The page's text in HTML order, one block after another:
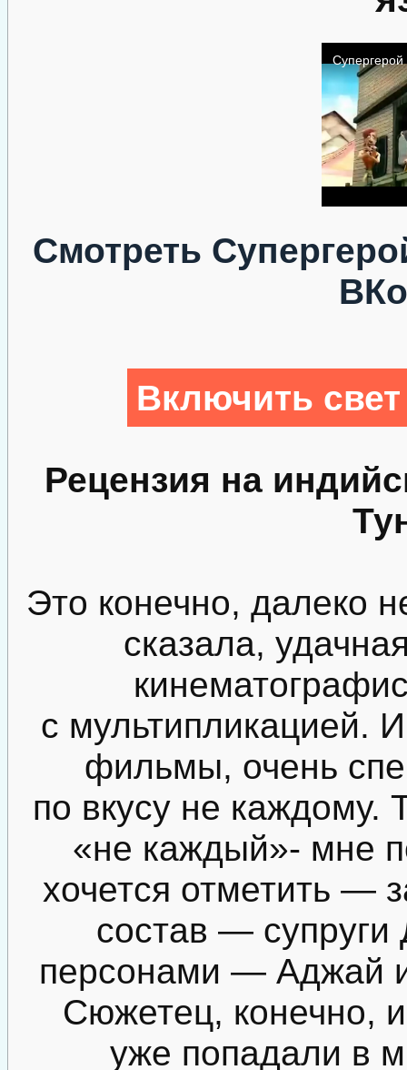
Смотреть
Включить
Рецензия на
Это конечно, далеко
сказала,
с мультипликацией.
фильмы, очень
по вкусу не каждому.
«не каждый»- мне
хочется отметить —
состав — супруги
персонами — Аджай
Сюжетец, конечно,
уже попадали в